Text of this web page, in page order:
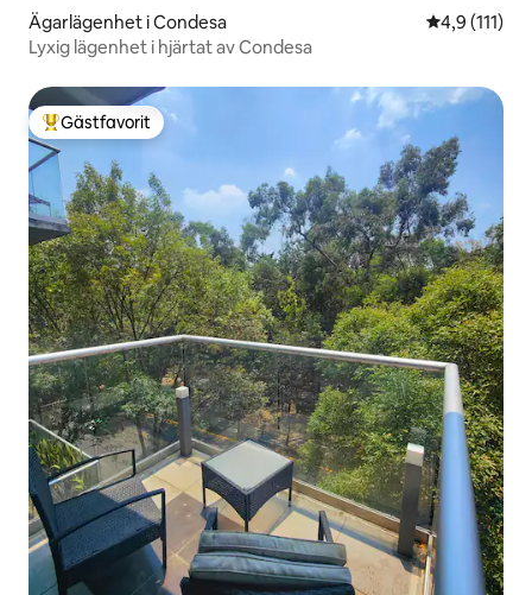
Ägarlägenhet i Condesa 4,9 av 5 i
4,9 (111)
Lyxig lägenhet i hjärtat av Condesa
Populär gästfavorit
Gästfavorit